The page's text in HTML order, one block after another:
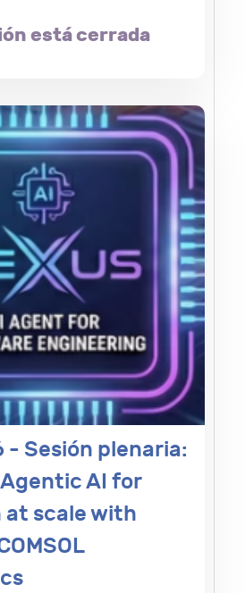
está cerrada
- Sesión plenaria:
AI for
scale with